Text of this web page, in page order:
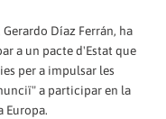
Díaz Ferrán, ha
a un pacte d'Estat que
per a impulsar les
a participar en la
Europa.